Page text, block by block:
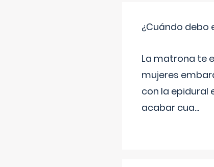
¿Cuándo debo
La matrona te
mujeres
con la epidural
acabar cua...